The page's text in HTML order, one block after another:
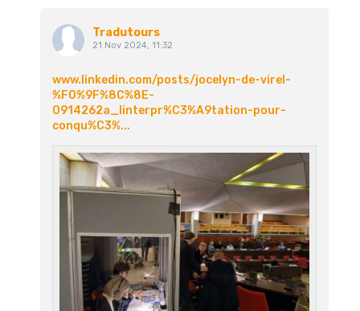
Tradutours
21 Nov 2024, 11:32
www.linkedin.com/posts/jocelyn-de-virel-
%F0%9F%8C%8E-
0914262a_linterpr%C3%A9tation-pour-
conqu%C3%...